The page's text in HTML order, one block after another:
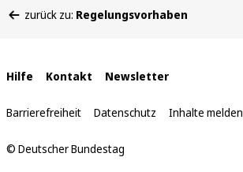
befinden
zurück zu: Regelungsvorhaben
Interne
Links
Hilfe Kontakt Newsletter
Barrierefreiheit Datenschutz Inhalte melden
© Deutscher Bundestag